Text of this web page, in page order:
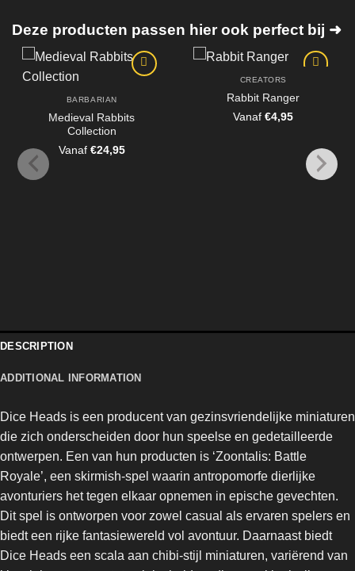
Deze producten passen hier ook perfect bij ➜
BARBARIAN
Medieval Rabbits
Collection
Vanaf €24,95
CREATORS
Rabbit Ranger
Vanaf€4,95
DESCRIPTION
ADDITIONAL INFORMATION
Dice Heads is een producent van gezinsvriendelijke miniaturen
die zich onderscheiden door hun speelse en gedetailleerde
ontwerpen. Een van hun producten is ‘Zoontalis: Battle
Royale’, een skirmish-spel waarin antropomorfe dierlijke
avonturiers het tegen elkaar opnemen in epische gevechten.
Dit spel is ontworpen voor zowel casual als ervaren spelers en
biedt een rijke fantasiewereld vol avontuur. Daarnaast biedt
Dice Heads een scala aan chibi-stijl miniaturen, variërend van